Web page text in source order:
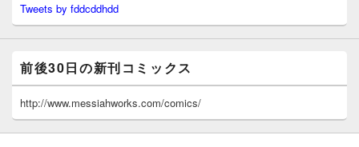
Tweets by fddcddhdd
前後30日の新刊コミックス
http://www.messiahworks.com/comics/